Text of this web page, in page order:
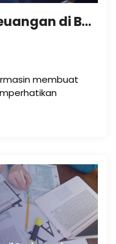
Membuat Laporan Keuangan di Banjarmasin untuk Membantu Bisnis Lebih Terorganisir
membuat